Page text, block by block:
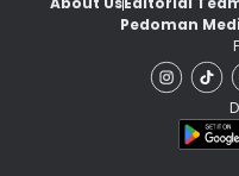
Pedoman